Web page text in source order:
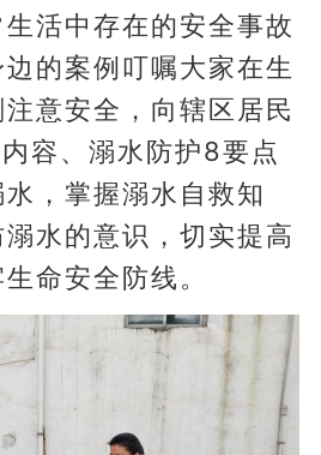
活中存在的安全事故
的案例叮嘱大家在生
意安全，向辖区居民
容、溺水防护8要点
，掌握溺水自救知
水的意识，切实提高
命安全防线。